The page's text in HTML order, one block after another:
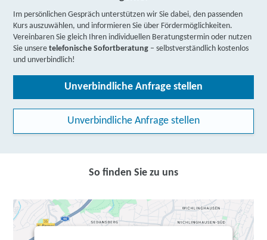
Im persönlichen Gespräch unterstützen wir Sie dabei, den passenden
Kurs auszuwählen, und informieren Sie über Fördermöglichkeiten.
Vereinbaren Sie gleich Ihren individuellen Beratungstermin oder nutzen
Sie unseretelefonische Sofortberatung – selbstverständlich kostenlos
und unverbindlich!
Unverbindliche Anfrage stellen
Unverbindliche Anfrage stellen
So finden Sie zu uns